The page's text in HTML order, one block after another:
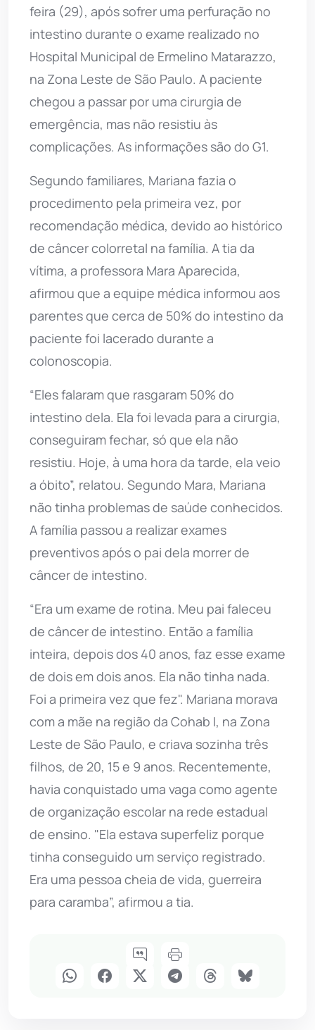
feira (29), após sofrer uma perfuração no
intestino durante o exame realizado no
Hospital Municipal de Ermelino Matarazzo,
na Zona Leste de São Paulo. A paciente
chegou a passar por uma cirurgia de
emergência, mas não resistiu às
complicações. As informações são do G1.
Segundo familiares, Mariana fazia o
procedimento pela primeira vez, por
recomendação médica, devido ao histórico
de câncer colorretal na família. A tia da
vítima, a professora Mara Aparecida,
afirmou que a equipe médica informou aos
parentes que cerca de 50% do intestino da
paciente foi lacerado durante a
colonoscopia.
“Eles falaram que rasgaram 50% do
intestino dela. Ela foi levada para a cirurgia,
conseguiram fechar, só que ela não
resistiu. Hoje, à uma hora da tarde, ela veio
a óbito”, relatou. Segundo Mara, Mariana
não tinha problemas de saúde conhecidos.
A família passou a realizar exames
preventivos após o pai dela morrer de
câncer de intestino.
“Era um exame de rotina. Meu pai faleceu
de câncer de intestino. Então a família
inteira, depois dos 40 anos, faz esse exame
de dois em dois anos. Ela não tinha nada.
Foi a primeira vez que fez". Mariana morava
com a mãe na região da Cohab I, na Zona
Leste de São Paulo, e criava sozinha três
filhos, de 20, 15 e 9 anos. Recentemente,
havia conquistado uma vaga como agente
de organização escolar na rede estadual
de ensino. "Ela estava superfeliz porque
tinha conseguido um serviço registrado.
Era uma pessoa cheia de vida, guerreira
para caramba”, afirmou a tia.